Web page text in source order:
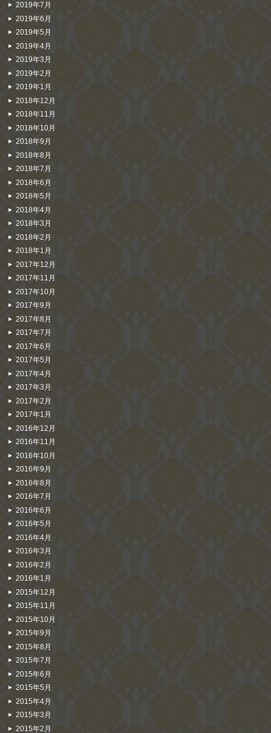
2019年7月
2019年6月
2019年5月
2019年4月
2019年3月
2019年2月
2019年1月
2018年12月
2018年11月
2018年10月
2018年9月
2018年8月
2018年7月
2018年6月
2018年5月
2018年4月
2018年3月
2018年2月
2018年1月
2017年12月
2017年11月
2017年10月
2017年9月
2017年8月
2017年7月
2017年6月
2017年5月
2017年4月
2017年3月
2017年2月
2017年1月
2016年12月
2016年11月
2016年10月
2016年9月
2016年8月
2016年7月
2016年6月
2016年5月
2016年4月
2016年3月
2016年2月
2016年1月
2015年12月
2015年11月
2015年10月
2015年9月
2015年8月
2015年7月
2015年6月
2015年5月
2015年4月
2015年3月
2015年2月